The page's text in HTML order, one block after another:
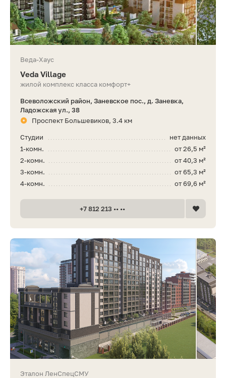
Веда-Хаус
Veda Village
жилой комплекс класса комфорт+
Всеволожский район, Заневское пос., д. Заневка,
Ладожская ул., 38
Проспект Большевиков, 3.4 км
нет данных
Студии
от 26,5 м²
1-комн.
от 40,3 м²
2-комн.
от 65,3 м²
3-комн.
от 69,6 м²
4-комн.
+7 812 213 •• ••
Эталон ЛенСпецСМУ